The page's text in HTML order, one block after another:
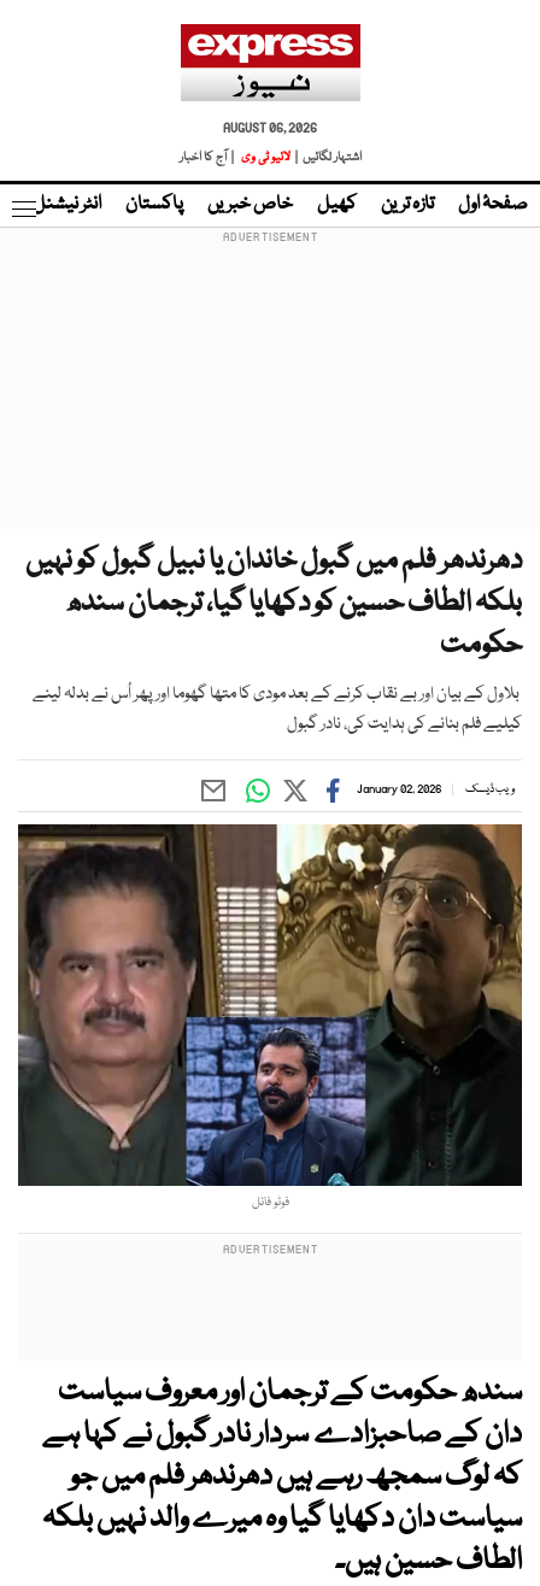
AUGUST 06, 2026
اشتہار لگائیں |
لائیو ٹی وی | آج کا اخبار
صفحۂ اول تازہ ترین کھیل خاص خبریں پاکستان انٹر نیشنل
دھرندھر فلم میں گبول خاندان یا نبیل گبول کو نہیں
بلکہ الطاف حسین کو دکھایا گیا، ترجمان سندھ
حکومت
بلاول کے بیان اور بے نقاب کرنے کے بعد مودی کا متھا گھوما اور پھر اُس نے بدلہ لینے
کیلیے فلم بنانے کی ہدایت کی، نادر گبول
ویب ڈیسک January 02, 2026
فوٹو فائل
سندھ حکومت کے ترجمان اور معروف سیاست
دان کے صاحبزادے سردار نادر گبول نے کہا ہے
کہ لوگ سمجھ رہے ہیں دھرندھر فلم میں جو
سیاست دان دکھایا گیا وہ میرے والد نہیں بلکہ
الطاف حسین ہیں۔